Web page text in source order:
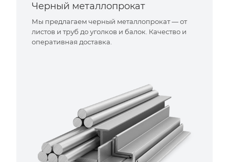
Черный металлопрокат
Мы предлагаем черный металлопрокат — от
листов и труб до уголков и балок. Качество и
оперативная доставка.